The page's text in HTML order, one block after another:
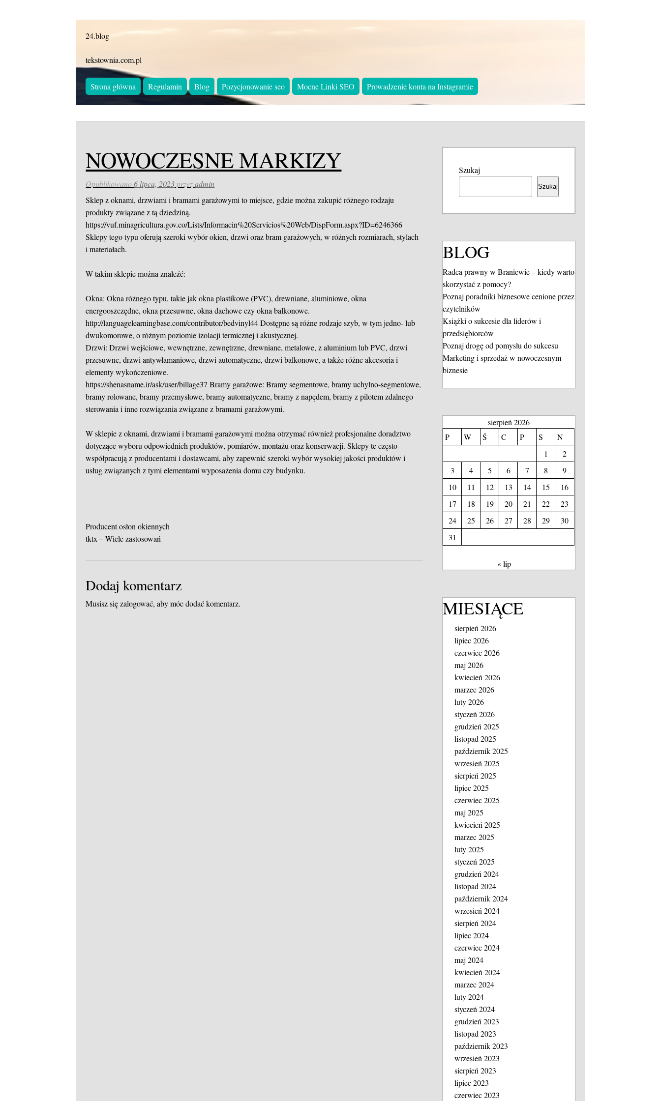
24.blog
tekstownia.com.pl
Strona główna Regulamin Blog Pozycjonowanie seo Mocne Linki SEO Prowadzenie konta na Instagramie
NOWOCZESNE MARKIZY
Opublikowano6 lipca, 2023 przezadmin
Sklep z oknami, drzwiami i bramami garażowymi to miejsce, gdzie można zakupić różnego rodzaju
produkty związane z tą dziedziną.
https://vuf.minagricultura.gov.co/Lists/Informacin%20Servicios%20Web/DispForm.aspx?ID=6246366
Sklepy tego typu oferują szeroki wybór okien, drzwi oraz bram garażowych, w różnych rozmiarach, stylach
i materiałach.
W takim sklepie można znaleźć:
Okna: Okna różnego typu, takie jak okna plastikowe (PVC), drewniane, aluminiowe, okna
energooszczędne, okna przesuwne, okna dachowe czy okna balkonowe.
http://languagelearningbase.com/contributor/bedvinyl44Dostępne są różne rodzaje szyb, w tym jedno- lub
dwukomorowe, o różnym poziomie izolacji termicznej i akustycznej.
Drzwi: Drzwi wejściowe, wewnętrzne, zewnętrzne, drewniane, metalowe, z aluminium lub PVC, drzwi
przesuwne, drzwi antywłamaniowe, drzwi automatyczne, drzwi balkonowe, a także różne akcesoria i
elementy wykończeniowe.
https://shenasname.ir/ask/user/billage37 Bramy garażowe: Bramy segmentowe, bramy uchylno-segmentowe,
bramy rolowane, bramy przemysłowe, bramy automatyczne, bramy z napędem, bramy z pilotem zdalnego
sterowania i inne rozwiązania związane z bramami garażowymi.
W sklepie z oknami, drzwiami i bramami garażowymi można otrzymać również profesjonalne doradztwo
dotyczące wyboru odpowiednich produktów, pomiarów, montażu oraz konserwacji. Sklepy te często
współpracują z producentami i dostawcami, aby zapewnić szeroki wybór wysokiej jakości produktów i
usług związanych z tymi elementami wyposażenia domu czy budynku.
Producent osłon okiennych
tktx – Wiele zastosowań
Dodaj komentarz
Musisz sięzalogować, aby móc dodać komentarz.
Szukaj
Szukaj
BLOG
Radca prawny w Braniewie – kiedy warto
skorzystać z pomocy?
Poznaj poradniki biznesowe cenione przez
czytelników
Książki o sukcesie dla liderów i
przedsiębiorców
Poznaj drogę od pomysłu do sukcesu
Marketing i sprzedaż w nowoczesnym
biznesie
sierpień 2026
P
W Ś C P S
N
1
2
3
4 5 6 7 8
9
10
11 12 13 14 15
16
17
18 19 20 21 22
23
24
25 26 27 28 29
30
31
« lip
MIESIĄCE
sierpień 2026
lipiec 2026
czerwiec 2026
maj 2026
kwiecień 2026
marzec 2026
luty 2026
styczeń 2026
grudzień 2025
listopad 2025
październik 2025
wrzesień 2025
sierpień 2025
lipiec 2025
czerwiec 2025
maj 2025
kwiecień 2025
marzec 2025
luty 2025
styczeń 2025
grudzień 2024
listopad 2024
październik 2024
wrzesień 2024
sierpień 2024
lipiec 2024
czerwiec 2024
maj 2024
kwiecień 2024
marzec 2024
luty 2024
styczeń 2024
grudzień 2023
listopad 2023
październik 2023
wrzesień 2023
sierpień 2023
lipiec 2023
czerwiec 2023